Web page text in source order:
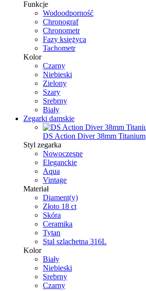
Funkcje
Wodoodporność
Chronograf
Chronometr
Fazy księżyca
Tachometr
Kolor
Czarny
Niebieski
Zielony
Szary
Srebrny
Biały
Zegarki damskie
DS Action Diver 38mm Titanium
Styl zegarka
Nowoczesne
Eleganckie
Aqua
Vintage
Materiał
Diament(y)
Złoto 18 ct
Skóra
Ceramika
Tytan
Stal szlachetna 316L
Kolor
Biały
Niebieski
Srebrny
Czarny